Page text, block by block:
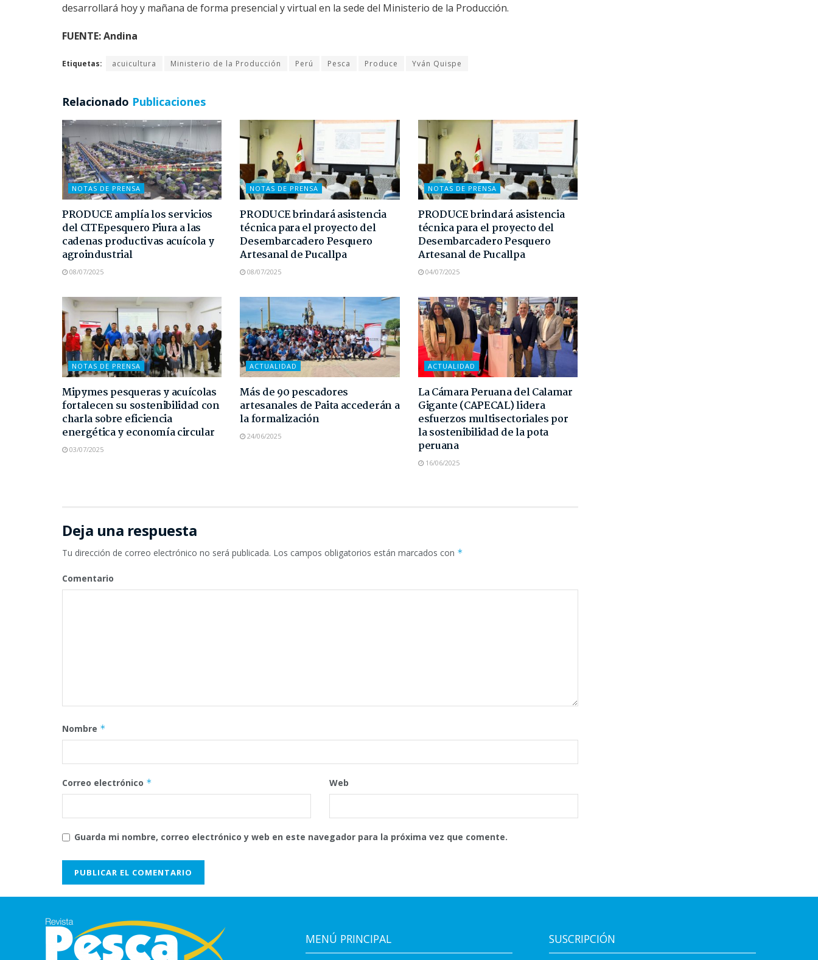
desarrollará hoy y mañana de forma presencial y virtual en la sede del Ministerio de la Producción.
FUENTE: Andina
Etiquetas: acuicultura Ministerio de la Producción Perú Pesca Produce Yván Quispe
Relacionado Publicaciones
NOTAS DE PRENSA
PRODUCE amplía los servicios
del CITEpesquero Piura a las
cadenas productivas acuícola y
agroindustrial
08/07/2025
NOTAS DE PRENSA
PRODUCE brindará asistencia
técnica para el proyecto del
Desembarcadero Pesquero
Artesanal de Pucallpa
08/07/2025
NOTAS DE PRENSA
PRODUCE brindará asistencia
técnica para el proyecto del
Desembarcadero Pesquero
Artesanal de Pucallpa
04/07/2025
NOTAS DE PRENSA
Mipymes pesqueras y acuícolas
fortalecen su sostenibilidad con
charla sobre eficiencia
energética y economía circular
03/07/2025
ACTUALIDAD
Más de 90 pescadores
artesanales de Paita accederán a
la formalización
24/06/2025
ACTUALIDAD
La Cámara Peruana del Calamar
Gigante (CAPECAL) lidera
esfuerzos multisectoriales por
la sostenibilidad de la pota
peruana
16/06/2025
Deja una respuesta
Tu dirección de correo electrónico no será publicada. Los campos obligatorios están marcados con *
Comentario
Nombre *
Correo electrónico * Web
Guarda mi nombre, correo electrónico y web en este navegador para la próxima vez que comente.
MENÚ PRINCIPAL SUSCRIPCIÓN